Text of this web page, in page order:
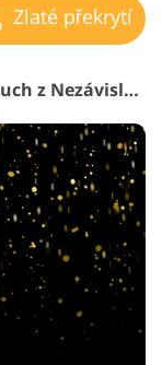
Zlaté překrytí
Zlaté překrytí pro Photoshop #29 "Duch z Nezávislost"